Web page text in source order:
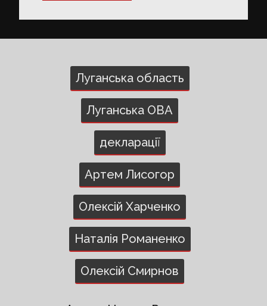
Луганська область
Луганська ОВА
декларації
Артем Лисогор
Олексій Харченко
Наталія Романенко
Олексій Смирнов